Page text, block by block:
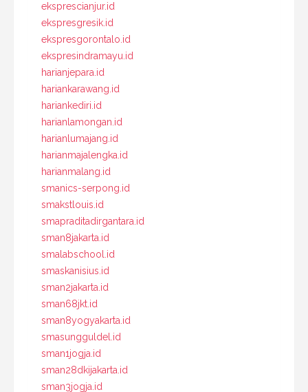
eksprescianjur.id
ekspresgresik.id
ekspresgorontalo.id
ekspresindramayu.id
harianjepara.id
hariankarawang.id
hariankediri.id
harianlamongan.id
harianlumajang.id
harianmajalengka.id
harianmalang.id
smanics-serpong.id
smakstlouis.id
smapraditadirgantara.id
sman8jakarta.id
smalabschool.id
smaskanisius.id
sman2jakarta.id
sman68jkt.id
sman8yogyakarta.id
smasungguldel.id
sman1jogja.id
sman28dkijakarta.id
sman3jogja.id